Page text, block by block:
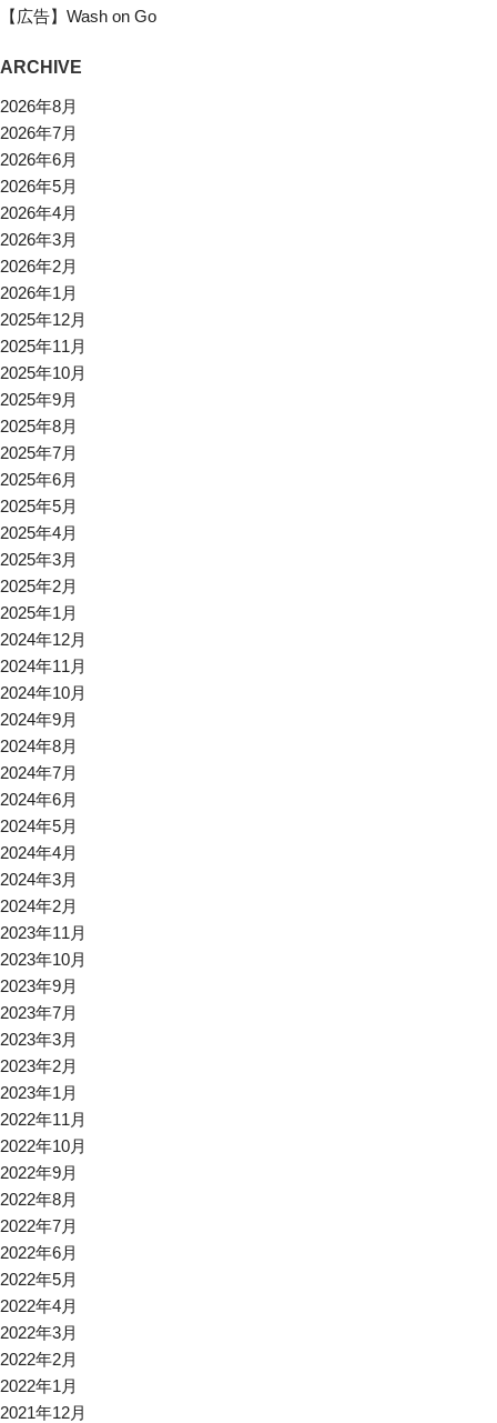
【広告】Wash on Go
ARCHIVE
2026年8月
2026年7月
2026年6月
2026年5月
2026年4月
2026年3月
2026年2月
2026年1月
2025年12月
2025年11月
2025年10月
2025年9月
2025年8月
2025年7月
2025年6月
2025年5月
2025年4月
2025年3月
2025年2月
2025年1月
2024年12月
2024年11月
2024年10月
2024年9月
2024年8月
2024年7月
2024年6月
2024年5月
2024年4月
2024年3月
2024年2月
2023年11月
2023年10月
2023年9月
2023年7月
2023年3月
2023年2月
2023年1月
2022年11月
2022年10月
2022年9月
2022年8月
2022年7月
2022年6月
2022年5月
2022年4月
2022年3月
2022年2月
2022年1月
2021年12月